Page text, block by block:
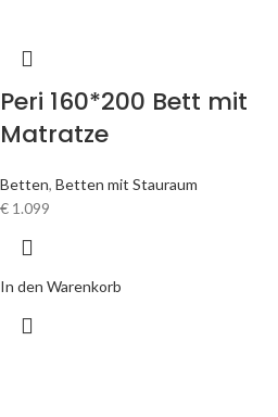
Peri 160*200 Bett mit
Matratze
Betten, Betten mit Stauraum
€ 1.099
In den Warenkorb